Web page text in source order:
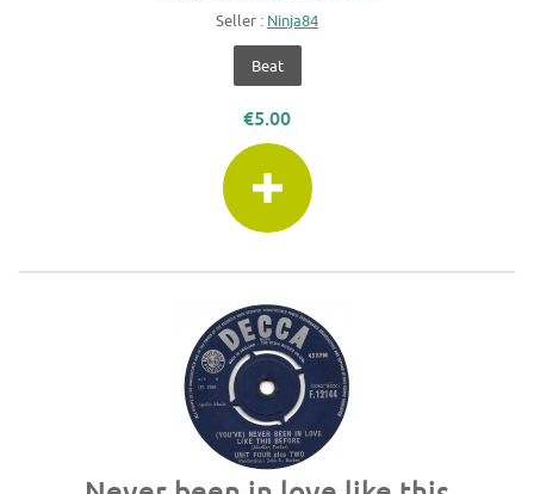
Seller : Ninja84
Beat
€5.00